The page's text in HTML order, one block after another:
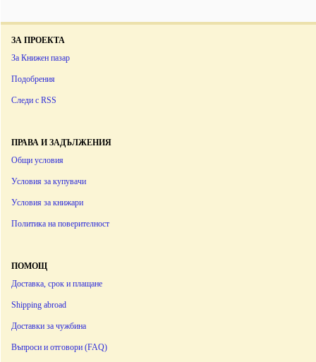
ЗА ПРОЕКТА
За Книжен пазар
Подобрения
Следи с RSS
ПРАВА И ЗАДЪЛЖЕНИЯ
Общи условия
Условия за купувачи
Условия за книжари
Политика на поверителност
ПОМОЩ
Доставка, срок и плащане
Shipping abroad
Доставки за чужбина
Въпроси и отговори (FAQ)